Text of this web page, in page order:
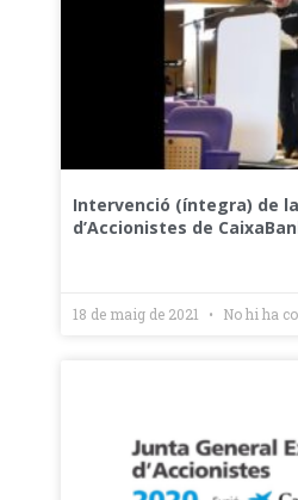
Intervenció (íntegra) de la
d’Accionistes de
18 de maig de 2021 No hi ha